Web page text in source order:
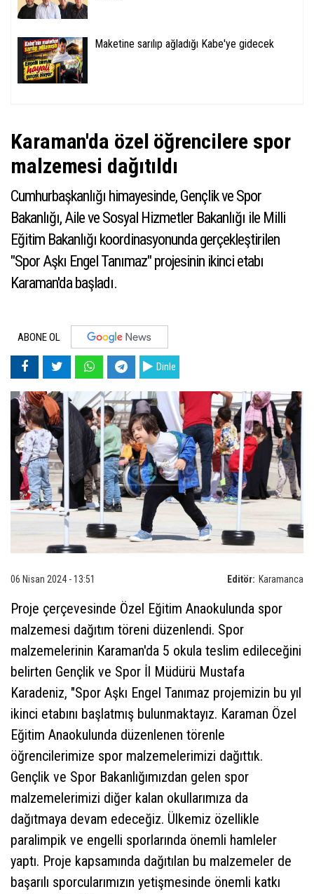
Maketine sarılıp ağladığı Kabe'ye gidecek
Karaman'da özel öğrencilere spor
malzemesi dağıtıldı
Cumhurbaşkanlığı himayesinde, Gençlik ve Spor
Bakanlığı, Aile ve Sosyal Hizmetler Bakanlığı ile Milli
Eğitim Bakanlığı koordinasyonunda gerçekleştirilen
"Spor Aşkı Engel Tanımaz" projesinin ikinci etabı
Karaman'da başladı.
ABONE OL
Dinle
Editör: Karamanca
06 Nisan 2024 - 13:51
Proje çerçevesinde Özel Eğitim Anaokulunda spor
malzemesi dağıtım töreni düzenlendi. Spor
malzemelerinin Karaman'da 5 okula teslim edileceğini
belirten Gençlik ve Spor İl Müdürü Mustafa
Karadeniz, "Spor Aşkı Engel Tanımaz projemizin bu yıl
ikinci etabını başlatmış bulunmaktayız. Karaman Özel
Eğitim Anaokulunda düzenlenen törenle
öğrencilerimize spor malzemelerimizi dağıttık.
Gençlik ve Spor Bakanlığımızdan gelen spor
malzemelerimizi diğer kalan okullarımıza da
dağıtmaya devam edeceğiz. Ülkemiz özellikle
paralimpik ve engelli sporlarında önemli hamleler
yaptı. Proje kapsamında dağıtılan bu malzemeler de
başarılı sporcularımızın yetişmesinde önemli katkı